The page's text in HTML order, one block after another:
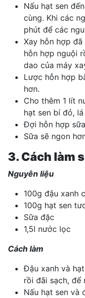
Nấu hạt sen
cùng. Khi các
phút để các
Xay hỗn hợp
hỗn hợp nguội
dao của máy
Lược hỗn hợp
hơn.
Cho thêm 1 lít
hạt sen bí đỏ,
Đợi hỗn hợp
Sữa sẽ ngon
3. Cách làm
Nguyên liệu
100g đậu xanh
100g hạt sen
Sữa đặc
1,5l nước lọc
Cách làm
Đậu xanh và
rồi đãi sạch, để
Nấu hạt sen và